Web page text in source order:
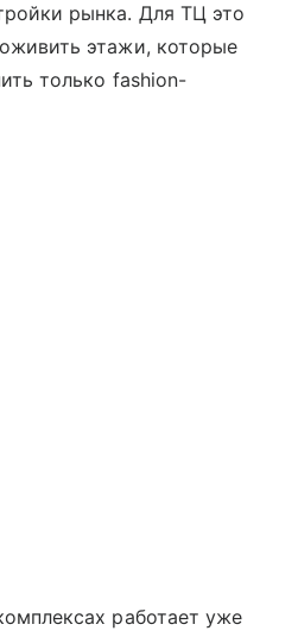
рынка. Для ТЦ это
этажи, которые
только fashion-
работает уже